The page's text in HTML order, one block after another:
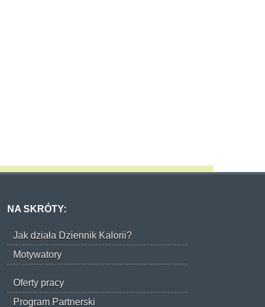
NA SKRÓTY:
Jak działa Dziennik Kalorii?
Motywatory
Oferty pracy
Program Partnerski